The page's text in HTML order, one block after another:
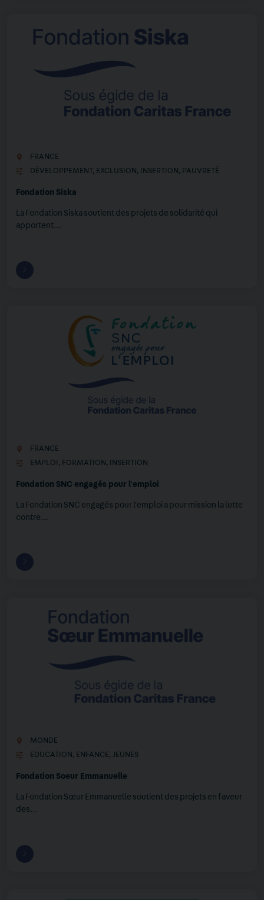
FRANCE
DÉVELOPPEMENT , EXCLUSION , INSERTION , PAUVRETÉ
Fondation Siska
La Fondation Siska soutient des projets de solidarité qui
apportent…
FRANCE
EMPLOI , FORMATION , INSERTION
Fondation SNC engagés pour l'emploi
La Fondation SNC engagés pour l'emploi a pour mission la lutte
contre…
MONDE
EDUCATION , ENFANCE, JEUNES
Fondation Soeur Emmanuelle
La Fondation Sœur Emmanuelle soutient des projets en faveur
des…